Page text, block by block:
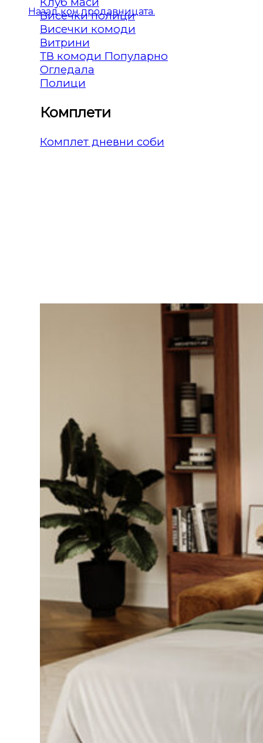
Назад кон продавницата.
Висечки полици
Висечки комоди
Витрини
ТВ комоди
Огледала
Полици
Комплети
Комплет дневни соби